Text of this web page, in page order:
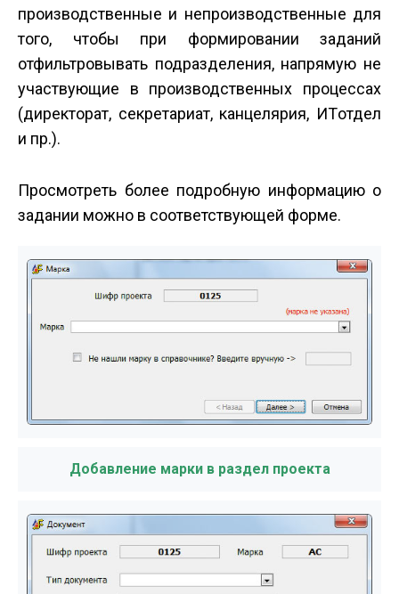
производственные и непроизводственные для
того, чтобы при формировании заданий
отфильтровывать подразделения, напрямую не
участвующие в производственных процессах
(директорат, секретариат, канцелярия, ИТ­отдел
и пр.).
Просмотреть более подробную информацию о
задании можно в соответствующей форме.
Добавление марки в раздел проекта